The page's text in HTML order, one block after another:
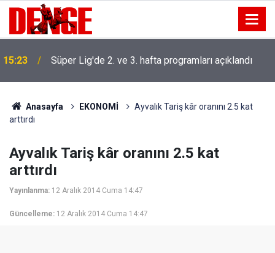
15:23 Süper Lig'de 2. ve 3. hafta programları açıklandı
Anasayfa EKONOMİ
Ayvalık Tariş kâr oranını 2.5 kat
arttırdı
Ayvalık Tariş kâr oranını 2.5 kat
arttırdı
Yayınlanma: 12 Aralık 2014 Cuma 14:47
Güncelleme: 12 Aralık 2014 Cuma 14:47